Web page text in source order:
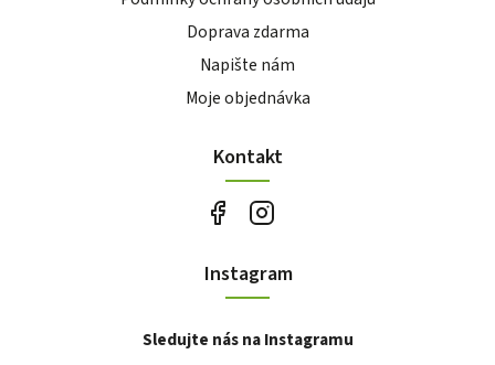
Doprava zdarma
Napište nám
Moje objednávka
Kontakt
Instagram
Sledujte nás na Instagramu